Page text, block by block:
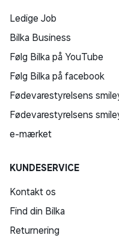
Ledige Job
Bilka Business
Følg Bilka på YouTube
Følg Bilka på facebook
Fødevarestyrelsens
Fødevarestyrelsens
e-mærket
KUNDESERVICE
Kontakt os
Find din Bilka
Returnering